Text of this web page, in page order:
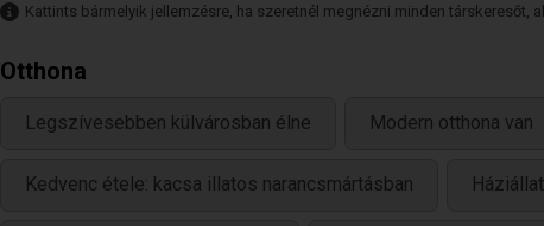
Kattints bármelyik jellemzésre, ha szeretnél megnézni minden társkeresőt,
Otthona
Legszívesebben külvárosban élne Modern otthona van
Kedvenc étele: kacsa illatos narancsmártásban